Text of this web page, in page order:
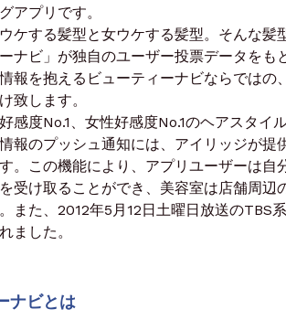
アプリです。
ケする髪型と女ウケする髪型。そんな髪
ナビ」が独自のユーザー投票データをも
報を抱えるビューティーナビならでは
致します。
感度No.1、女性好感度No.1のヘアスタ
報のプッシュ通知には、アイリッジが
。この機能により、アプリユーザーは
受け取ることができ、美容室は店舗周
また、2012年5月12日土曜日放送のTBS
ました。
ナビとは